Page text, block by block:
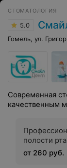
СТОМАТОЛОГИЯ
5.0
Гомель, ул.
Современная
качественным
полости рта
от 260 руб.